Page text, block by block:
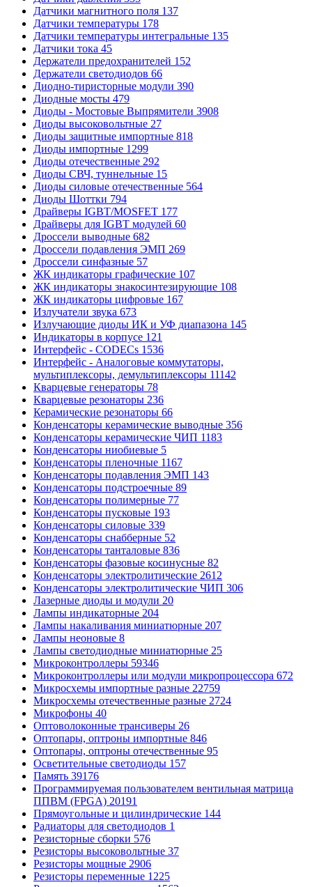
Датчики магнитного поля 137
Датчики температуры 178
Датчики температуры интегральные 135
Датчики тока 45
Держатели предохранителей 152
Держатели светодиодов 66
Диодно-тиристорные модули 390
Диодные мосты 479
Диоды - Мостовые Выпрямители 3908
Диоды высоковольтные 27
Диоды защитные импортные 818
Диоды импортные 1299
Диоды отечественные 292
Диоды СВЧ, туннельные 15
Диоды силовые отечественные 564
Диоды Шоттки 794
Драйверы IGBT/MOSFET 177
Драйверы для IGBT модулей 60
Дроссели выводные 682
Дроссели подавления ЭМП 269
Дроссели синфазные 57
ЖК индикаторы графические 107
ЖК индикаторы знакосинтезирующие 108
ЖК индикаторы цифровые 167
Излучатели звука 673
Излучающие диоды ИК и УФ диапазона 145
Индикаторы в корпусе 121
Интерфейс - CODECs 1536
Интерфейс - Аналоговые коммутаторы,
мультиплексоры, демультиплексоры 11142
Кварцевые генераторы 78
Кварцевые резонаторы 236
Керамические резонаторы 66
Конденсаторы керамические выводные 356
Конденсаторы керамические ЧИП 1183
Конденсаторы ниобиевые 5
Конденсаторы пленочные 1167
Конденсаторы подавления ЭМП 143
Конденсаторы подстроечные 89
Конденсаторы полимерные 77
Конденсаторы пусковые 193
Конденсаторы силовые 339
Конденсаторы снабберные 52
Конденсаторы танталовые 836
Конденсаторы фазовые косинусные 82
Конденсаторы электролитические 2612
Конденсаторы электролитические ЧИП 306
Лазерные диоды и модули 20
Лампы индикаторные 204
Лампы накаливания миниатюрные 207
Лампы неоновые 8
Лампы светодиодные миниатюрные 25
Микроконтроллеры 59346
Микроконтроллеры или модули микропроцессора 672
Микросхемы импортные разные 22759
Микросхемы отечественные разные 2724
Микрофоны 40
Оптоволоконные трансиверы 26
Оптопары, оптроны импортные 846
Оптопары, оптроны отечественные 95
Осветительные светодиоды 157
Память 39176
Программируемая пользователем вентильная матрица
ППВМ (FPGA) 20191
Прямоугольные и цилиндрические 144
Радиаторы для светодиодов 1
Резисторные сборки 576
Резисторы высоковольтные 37
Резисторы мощные 2906
Резисторы переменные 1225